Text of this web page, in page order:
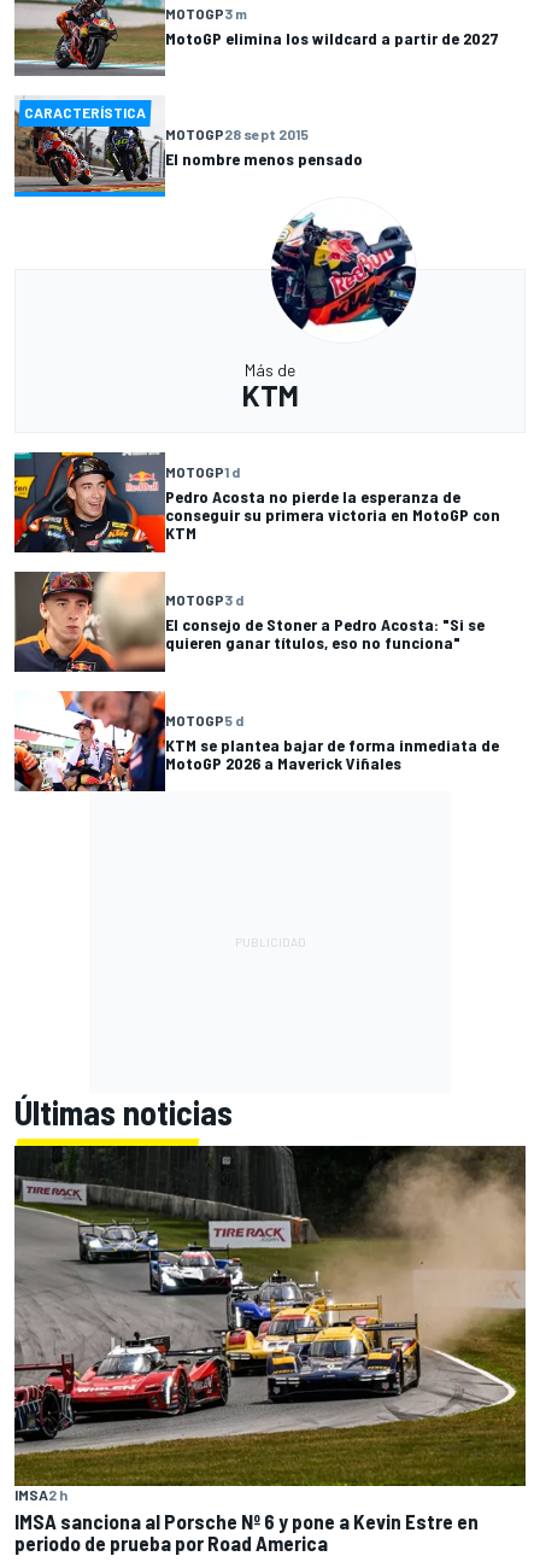
MOTOGP3 m
MotoGP elimina los wildcard a partir de 2027
CARACTERÍSTICA
MOTOGP28 sept 2015
El nombre menos pensado
Más de
KTM
MOTOGP1 d
Pedro Acosta no pierde la esperanza de
conseguir su primera victoria en MotoGP con
KTM
MOTOGP3 d
El consejo de Stoner a Pedro Acosta: "Si se
quieren ganar títulos, eso no funciona"
MOTOGP5 d
KTM se plantea bajar de forma inmediata de
MotoGP 2026 a Maverick Viñales
Últimas noticias
IMSA2 h
IMSA sanciona al Porsche Nº 6 y pone a Kevin Estre en
periodo de prueba por Road America